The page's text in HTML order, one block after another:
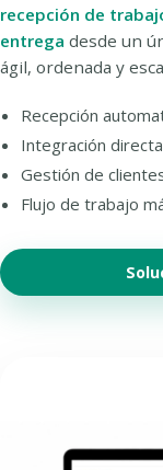
recepción de
entrega desde un
ágil, ordenada y
Recepción
Integración
Gestión de
Flujo de trabajo